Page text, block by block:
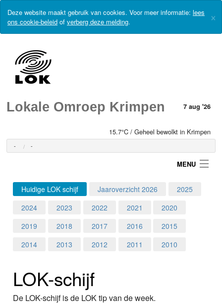
Deze website maakt gebruik van cookies. Voor meer informatie: lees
ons cookie-beleid of verberg deze melding. ×
Lokale Omroep Krimpen 7 aug '26
15.7°C / Geheel bewolkt in Krimpen
- -
MENU
Login
Home
Programma's
Nieuws
Foto's
Huidige LOK schijf Jaaroverzicht 2026
2025
2024
2023 2022 2021
2020
2019
2018 2017 2016
2015
2014
2013 2012 2011 2010
LOK-schijf
De LOK-schijf is de LOK tip van de week.